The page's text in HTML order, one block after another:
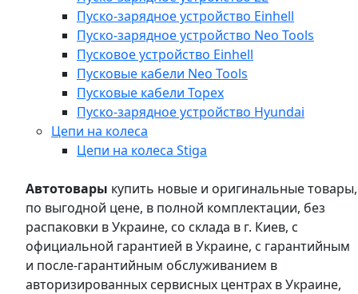
Пуско-зарядное устройство Einhell
Пуско-зарядное устройство Neo Tools
Пусковое устройство Einhell
Пусковые кабели Neo Tools
Пусковые кабели Topex
Пуско-зарядное устройство Hyundai
Цепи на колеса
Цепи на колеса Stiga
Автотовары купить новые и оригинальные товары,
по выгодной цене, в полной комплектации, без
распаковки в Украине, со склада в г. Киев, с
официальной гарантией в Украине, с гарантийным
и после-гарантийным обслуживанием в
авторизированных сервисных центрах в Украине,